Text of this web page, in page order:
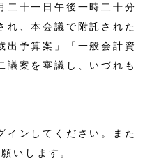
十一日午後一時二十分
れ、本会議で附託された
出予算案」「一般会計資
議案を審議し、いづれも
インしてください。また
いします。